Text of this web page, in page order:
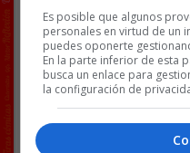
¿Y qué han hecho
crear otra lista que
planeta xd
Es posible que algunos
personales en virtud de un
puedes oponerte
En la parte inferior de esta
busca un enlace para
la configuración de